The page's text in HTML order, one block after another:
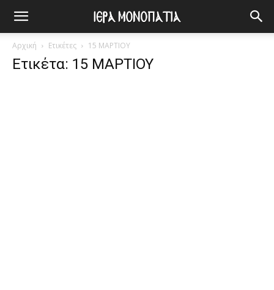
Αρχική Ετικέτες 15 ΜΑΡΤΙΟΥ
Ετικέτα: 15 ΜΑΡΤΙΟΥ